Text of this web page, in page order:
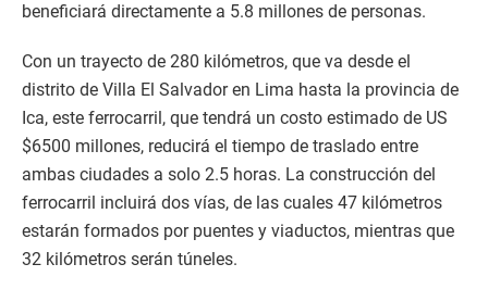
beneficiará directamente a 5.8 millones de personas.
Con un trayecto de 280 kilómetros, que va desde el
distrito de Villa El Salvador en Lima hasta la provincia de
Ica, este ferrocarril, que tendrá un costo estimado de US
$6500 millones, reducirá el tiempo de traslado entre
ambas ciudades a solo 2.5 horas. La construcción del
ferrocarril incluirá dos vías, de las cuales 47 kilómetros
estarán formados por puentes y viaductos, mientras que
32 kilómetros serán túneles.